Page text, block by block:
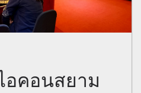
คอนสยาม